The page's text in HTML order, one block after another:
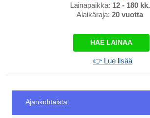
Lainapaikka: 12 - 180 kk.
Alaikäraja: 20 vuotta
HAE LAINAA
👉 Lue lisää
Ajankohtaista: